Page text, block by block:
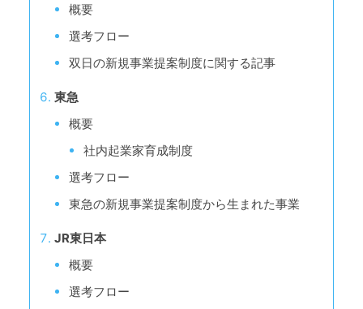
概要
選考フロー
双日の新規事業提案制度に関する記事
東急
概要
社内起業家育成制度
選考フロー
東急の新規事業提案制度から生まれた事業
JR東日本
概要
選考フロー